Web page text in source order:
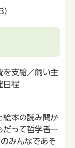
を支給／飼い主
日程
本の読み聞か
だって哲学者―
みんなであそ